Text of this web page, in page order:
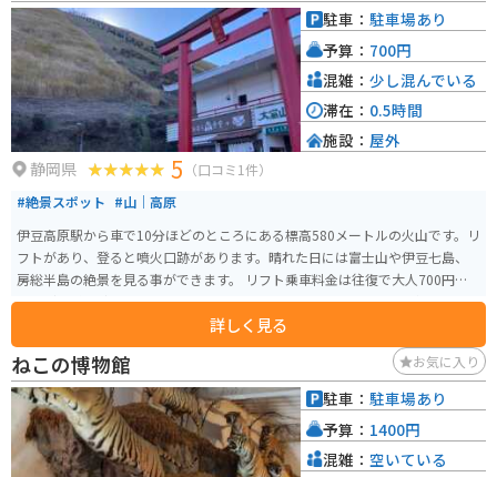
静岡県 5 （口コミ1件）
#絶景スポット #山｜高原
伊豆高原駅から車で10分ほどのところにある標高580メートルの火山です。リ
フトがあり、登ると噴火口跡があります。晴れた日には富士山や伊豆七島、
房総半島の絶景を見る事ができます。 リフト乗車料金は往復で大人700円、
小人（4歳以上）350円です。天候によっては運行していない場合があるので
事前にwebサイトで確認しておくと良いです。自家用車500台は駐車できる大
きな駐車場があります。
詳しく見る
駐車： 駐車場あり
予算： 700円
混雑： 少し混んでいる
滞在： 0.5時間
施設： 屋外
ねこの博物館 お気に入り
駐車： 駐車場あり
予算： 1400円
混雑： 空いている